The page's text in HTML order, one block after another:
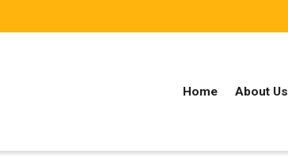
Home About Us